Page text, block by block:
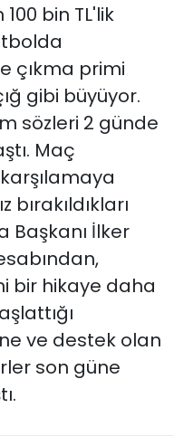
bin TL'lik
çıkma primi
gibi büyüyor.
sözleri 2 günde
Maç
Başkanı İlker
bir hikaye daha
ve destek olan
son güne